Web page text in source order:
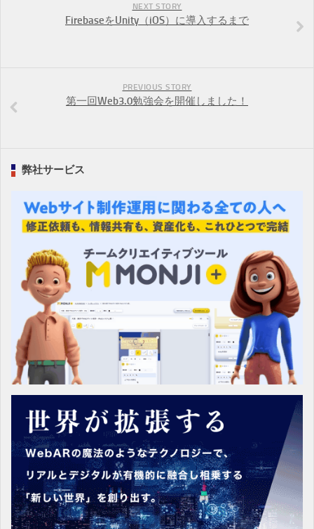
NEXT STORY
FirebaseをUnity（iOS）に導入するまで
PREVIOUS STORY
第一回Web3.0勉強会を開催しました！
弊社サービス